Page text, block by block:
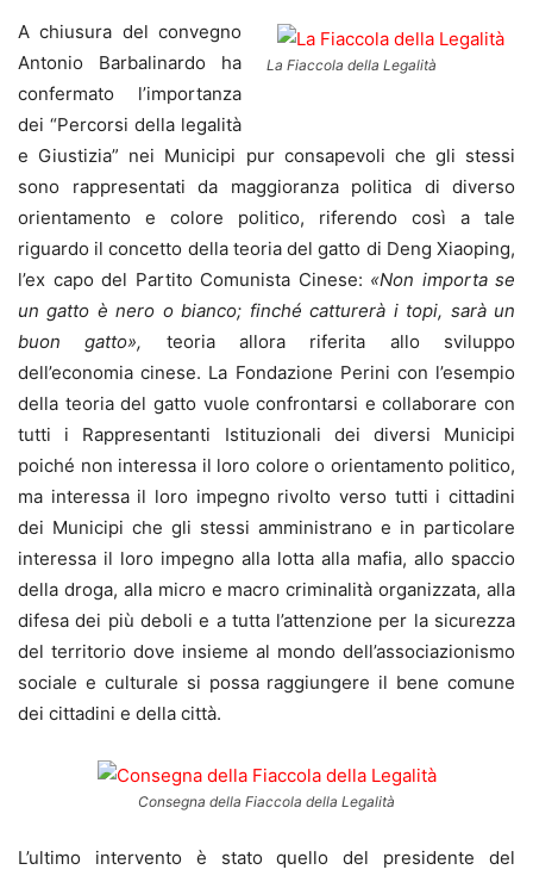
La Fiaccola della Legalità
A chiusura del convegno
Antonio Barbalinardo ha
confermato l’importanza
dei “Percorsi della legalità
e Giustizia” nei Municipi pur consapevoli che gli stessi
sono rappresentati da maggioranza politica di diverso
orientamento e colore politico, riferendo così a tale
riguardo il concetto della teoria del gatto di Deng Xiaoping,
l’ex capo del Partito Comunista Cinese: «Non importa se
un gatto è nero o bianco; finché catturerà i topi, sarà un
buon gatto», teoria allora riferita allo sviluppo
dell’economia cinese. La Fondazione Perini con l’esempio
della teoria del gatto vuole confrontarsi e collaborare con
tutti i Rappresentanti Istituzionali dei diversi Municipi
poiché non interessa il loro colore o orientamento politico,
ma interessa il loro impegno rivolto verso tutti i cittadini
dei Municipi che gli stessi amministrano e in particolare
interessa il loro impegno alla lotta alla mafia, allo spaccio
della droga, alla micro e macro criminalità organizzata, alla
difesa dei più deboli e a tutta l’attenzione per la sicurezza
del territorio dove insieme al mondo dell’associazionismo
sociale e culturale si possa raggiungere il bene comune
dei cittadini e della città.
Consegna della Fiaccola della Legalità
L’ultimo intervento è stato quello del presidente del